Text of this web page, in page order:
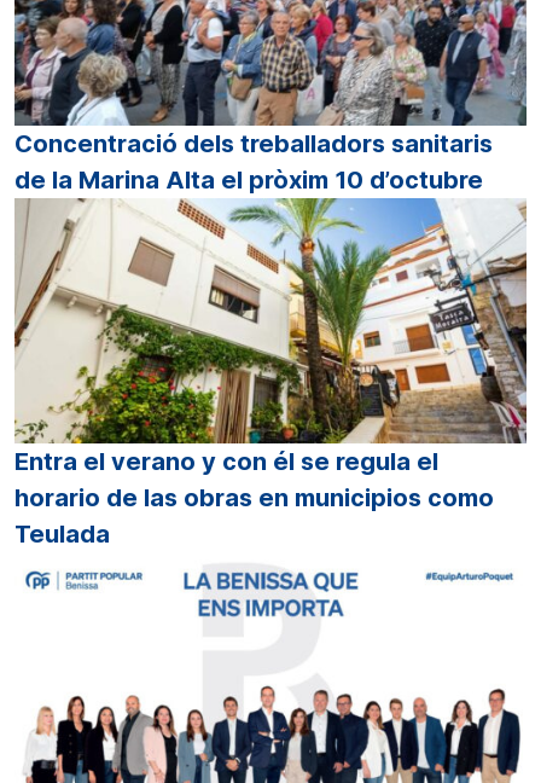
Concentració dels treballadors sanitaris
de la Marina Alta el pròxim 10 d’octubre
Entra el verano y con él se regula el
horario de las obras en municipios como
Teulada